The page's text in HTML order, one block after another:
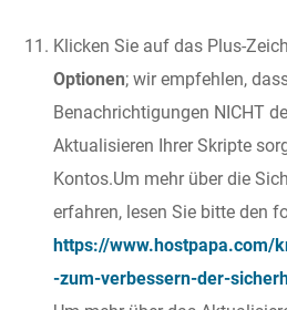
Klicken Sie auf das Plus-
Optionen; wir empfehlen,
Benachrichtigungen NICHT
Aktualisieren Ihrer Skripte
Kontos.Um mehr über die
erfahren, lesen Sie bitte den
https://www.hostpapa.com/
-zum-verbessern-der-